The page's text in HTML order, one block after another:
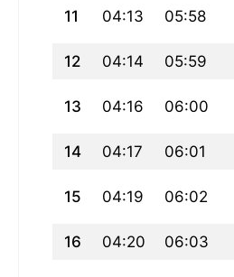
11 04:13 05:58
12 04:14 05:59
13 04:16 06:00
14 04:17 06:01
15 04:19 06:02
16 04:20 06:03